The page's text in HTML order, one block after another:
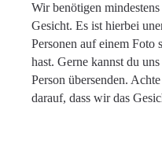
Wir benötigen
Gesicht. Es ist hierbei
Personen auf einem Foto
hast. Gerne kannst du
Person übersenden.
darauf, dass wir das